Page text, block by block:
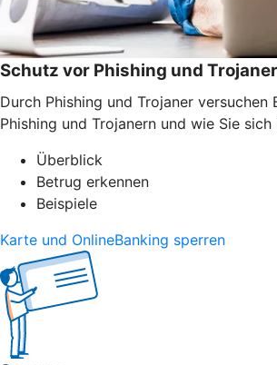
Schutz vor Phishing und
Durch Phishing und Trojaner
Phishing und Trojanern und wie Sie
Überblick
Betrug erkennen
Beispiele
Karte und OnlineBanking sperren